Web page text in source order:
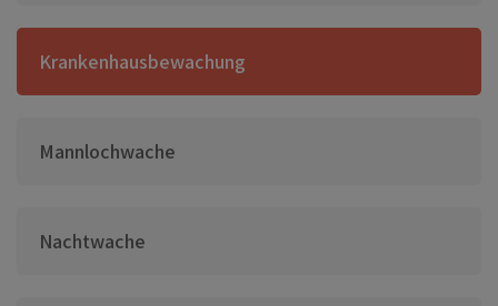
Krankenhausbewachung
Mannlochwache
Nachtwache